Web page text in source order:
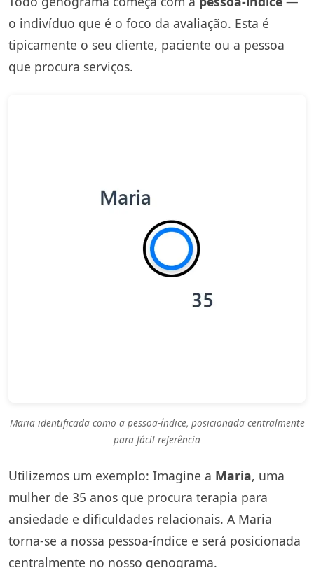
o indivíduo que é o foco da avaliação. Esta é
tipicamente o seu cliente, paciente ou a pessoa
que procura serviços.
Maria identificada como a pessoa-índice, posicionada centralmente
para fácil referência
Utilizemos um exemplo: Imagine a Maria, uma
mulher de 35 anos que procura terapia para
ansiedade e dificuldades relacionais. A Maria
torna-se a nossa pessoa-índice e será posicionada
centralmente no nosso genograma.